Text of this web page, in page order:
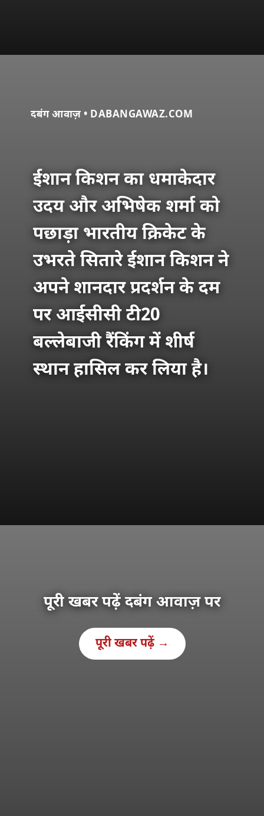
दबंग आवाज़ • DABANGAWAZ.COM
ईशान किशन का धमाकेदार
उदय और अभिषेक शर्मा को
पछाड़ा भारतीय क्रिकेट के
उभरते सितारे ईशान किशन ने
अपने शानदार प्रदर्शन के दम
पर आईसीसी टी20
बल्लेबाजी रैंकिंग में शीर्ष
स्थान हासिल कर लिया है।
पूरी खबर पढ़ें दबंग आवाज़ पर
पूरी खबर पढ़ें →